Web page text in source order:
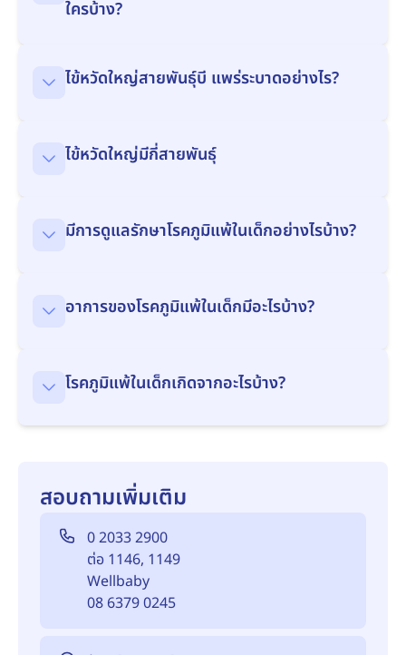
ใครบ้าง?
ไข้หวัดใหญ่สายพันธุ์บี แพร่ระบาดอย่างไร?
ไข้หวัดใหญ่มีกี่สายพันธุ์
มีการดูแลรักษาโรคภูมิแพ้ในเด็กอย่างไรบ้าง?
อาการของโรคภูมิแพ้ในเด็กมีอะไรบ้าง?
โรคภูมิแพ้ในเด็กเกิดจากอะไรบ้าง?
สอบถามเพิ่มเติม
0 2033 2900
ต่อ 1146, 1149
Wellbaby
08 6379 0245